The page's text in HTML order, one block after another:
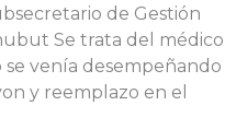
de Gestión
Se trata del médico
venía desempeñando
y reemplazo en el